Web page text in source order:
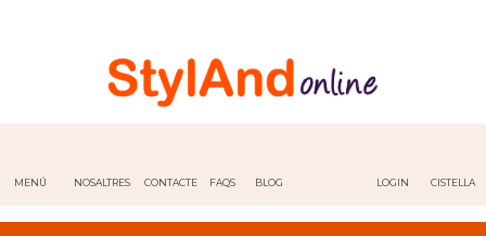
MENÚ NOSALTRES CONTACTE FAQS BLOG CISTELLA
LOGIN